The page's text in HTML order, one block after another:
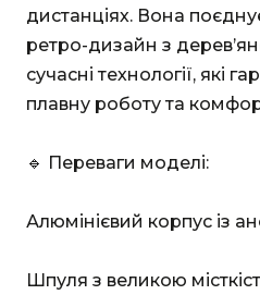
дистанціях. Вона
ретро-дизайн з
сучасні технології, які
плавну роботу та
🔹 Переваги моделі:
Алюмінієвий корпус із
Шпуля з великою